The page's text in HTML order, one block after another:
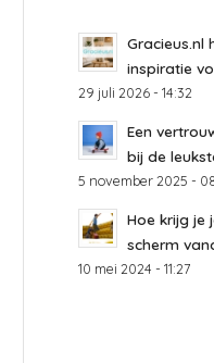
Gracieus.nl
inspiratie
29 juli 2026 - 14:32
Een
bij de
5 november 2025 -
Hoe krijg je
scherm
10 mei 2024 - 11:27